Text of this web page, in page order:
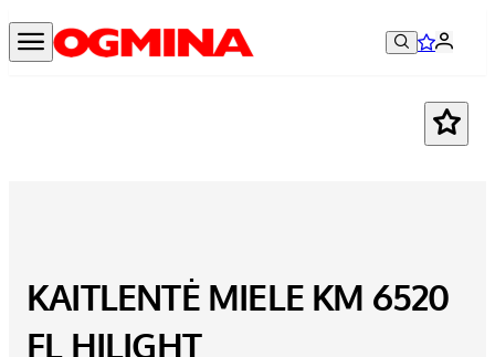
KAITLENTĖ MIELE KM 6520
FL HILIGHT